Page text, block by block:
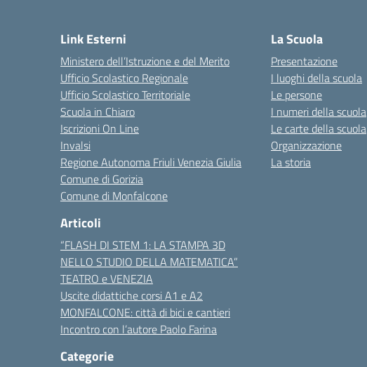
Link Esterni
Ministero dell’Istruzione e del Merito
Ufficio Scolastico Regionale
Ufficio Scolastico Territoriale
Scuola in Chiaro
Iscrizioni On Line
Invalsi
Regione Autonoma Friuli Venezia Giulia
Comune di Gorizia
Comune di Monfalcone
Articoli
“FLASH DI STEM 1: LA STAMPA 3D
NELLO STUDIO DELLA MATEMATICA”
TEATRO e VENEZIA
Uscite didattiche corsi A1 e A2
MONFALCONE: città di bici e cantieri
Incontro con l’autore Paolo Farina
Categorie
La Scuola
Presentazione
I luoghi della scuola
Le persone
I numeri della scuola
Le carte della scuola
Organizzazione
La storia